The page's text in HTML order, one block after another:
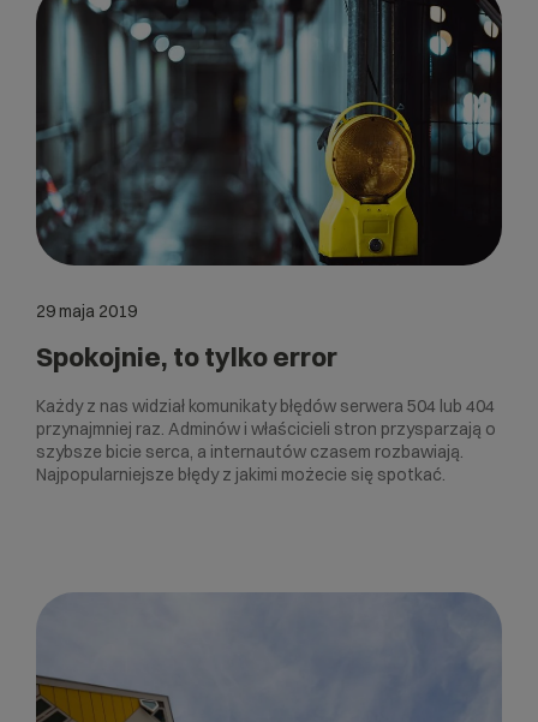
29 maja 2019
Spokojnie, to tylko error
Każdy z nas widział komunikaty błędów serwera 504 lub 404
przynajmniej raz. Adminów i właścicieli stron przysparzają o
szybsze bicie serca, a internautów czasem rozbawiają.
Najpopularniejsze błędy z jakimi możecie się spotkać.